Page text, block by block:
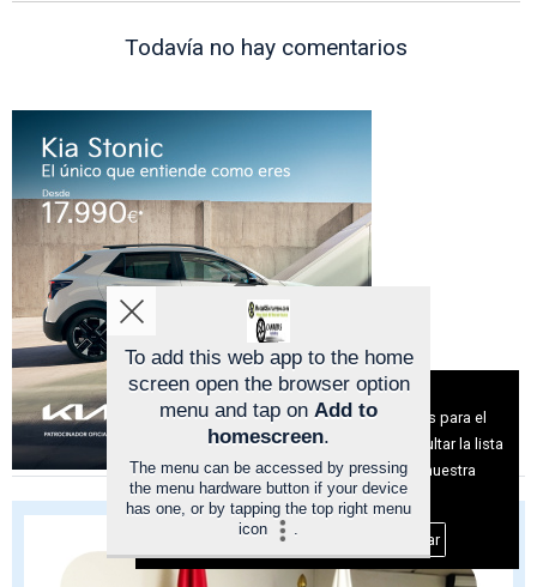
Todavía no hay comentarios
Aviso sobre el Uso de cookies:
Utilizamos cookies nuestras y de terceros para el
funcionamiento del digital. Puedes consultar la lista
de cookies y como desconectarlas.Ver nuestra
Política de Privacidad y Cookies
Aceptar Cookies Personalizar
To add this web app to the home
screen open the browser option
menu and tap on Add to
homescreen.
The menu can be accessed by pressing
the menu hardware button if your device
has one, or by tapping the top right menu
icon
.